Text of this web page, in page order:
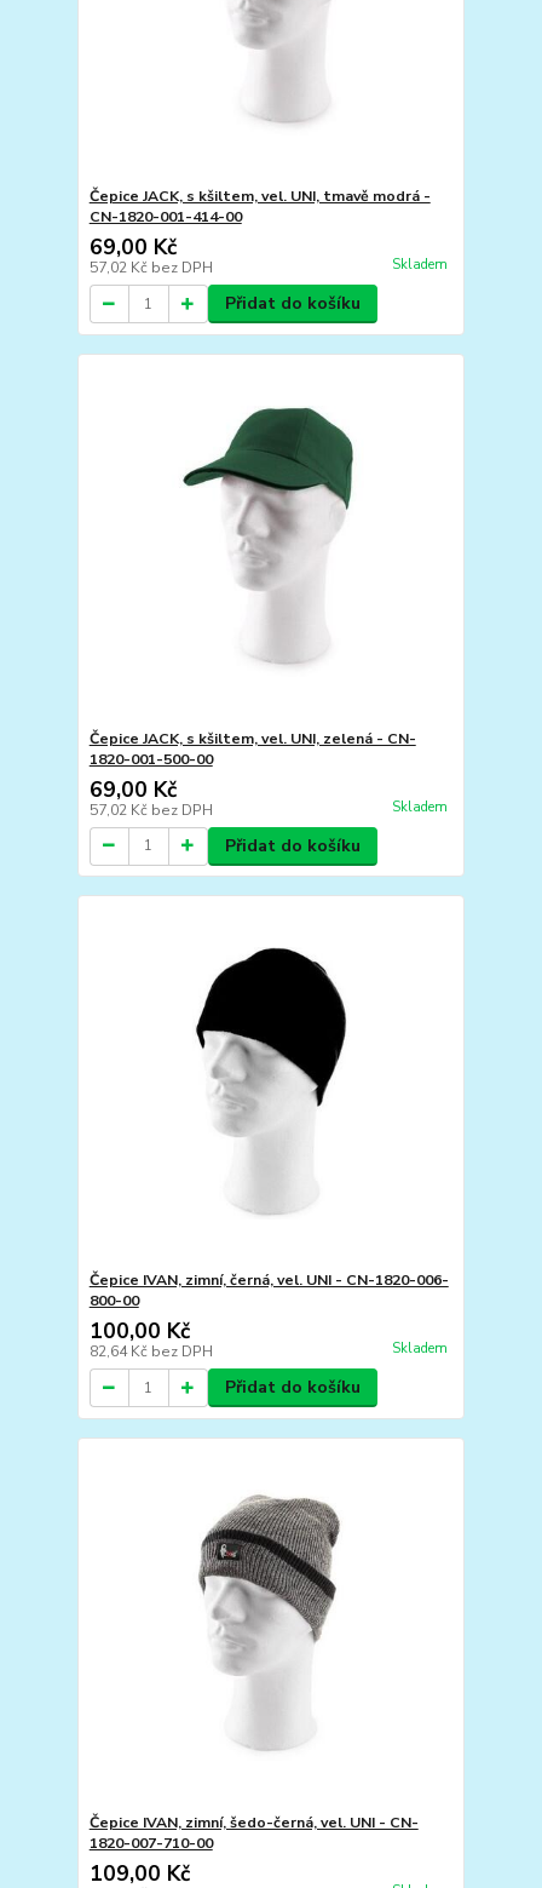
Čepice JACK, s kšiltem, vel. UNI, tmavě modrá -
CN-1820-001-414-00
69,00 Kč
57,02 Kč bez DPH Skladem
Přidat do košíku
Čepice JACK, s kšiltem, vel. UNI, zelená - CN-
1820-001-500-00
69,00 Kč
57,02 Kč bez DPH Skladem
Přidat do košíku
Čepice IVAN, zimní, černá, vel. UNI - CN-1820-006-
800-00
100,00 Kč
82,64 Kč bez DPH Skladem
Přidat do košíku
Čepice IVAN, zimní, šedo-černá, vel. UNI - CN-
1820-007-710-00
109,00 Kč